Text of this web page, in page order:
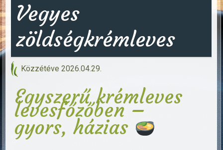
Vegyes
zöldségkrémleves
Közzétéve 2026.04.29.
Egyszerű krémleves
levesfőzőben –
gyors, házias